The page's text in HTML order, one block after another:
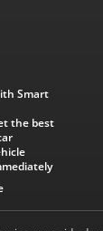
Smart
the best